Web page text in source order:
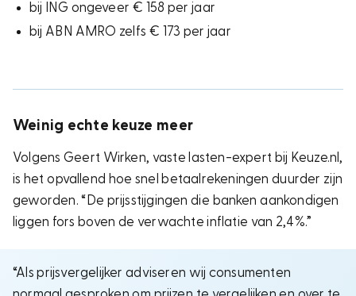
bij ING ongeveer € 158 per jaar
bij ABN AMRO zelfs € 173 per jaar
Weinig echte keuze meer
VolgensGeert Wirken, vaste lasten-expert bij Keuze.nl,
is het opvallend hoe snel betaalrekeningen duurder zijn
geworden. “De prijsstijgingen die banken aankondigen
liggen fors boven de verwachte inflatie van 2,4%.”
“Als prijsvergelijker adviseren wij consumenten